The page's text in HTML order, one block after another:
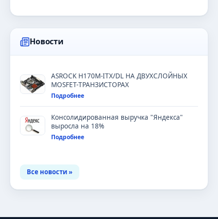
Новости
ASROCK H170M-ITX/DL НА ДВУХСЛОЙНЫХ
MOSFET-ТРАНЗИСТОРАХ
Подробнее
Консолидированная выручка "Яндекса"
выросла на 18%
Подробнее
Все новости »